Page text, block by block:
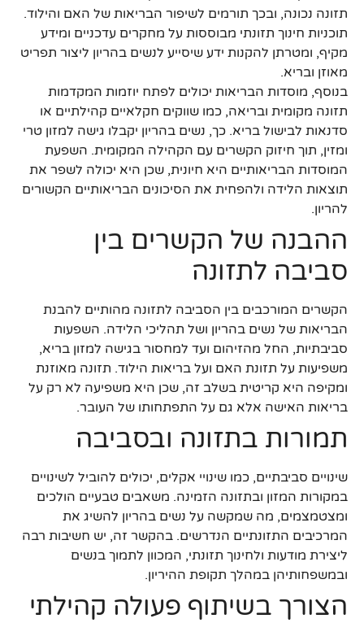
תזונה נכונה, ובכך תורמים לשיפור הבריאות של האם והילוד.
תוכניות חינוך תזונתי מבוססות על מחקרים עדכניים ומידע
מקיף, ומטרתן להקנות ידע שיסייע לנשים בהריון ליצור תפריט
מאוזן ובריא.
בנוסף, מוסדות הבריאות יכולים לפתח יוזמות המקדמות
תזונה מקומית ובריאה, כמו שווקים חקלאיים קהילתיים או
סדנאות לבישול בריא. כך, נשים בהריון יקבלו גישה למזון טרי
ומזין, תוך חיזוק הקשרים עם הקהילה המקומית. השפעת
המוסדות הבריאותיים היא חיונית, שכן היא יכולה לשפר את
תוצאות הלידה ולהפחית את הסיכונים הבריאותיים הקשורים
להריון.
ההבנה של הקשרים בין
סביבה לתזונה
הקשרים המורכבים בין הסביבה לתזונה מהותיים להבנת
הבריאות של נשים בהריון ושל תהליכי הלידה. השפעות
סביבתיות, החל מהזיהום ועד למחסור בגישה למזון בריא,
משפיעות על תזונת האם ועל בריאות הילוד. תזונה מאוזנת
ומקיפה היא קריטית בשלב זה, שכן היא משפיעה לא רק על
בריאות האישה אלא גם על התפתחותו של העובר.
תמורות בתזונה ובסביבה
שינויים סביבתיים, כמו שינויי אקלים, יכולים להוביל לשינויים
במקורות המזון ובתזונה הזמינה. משאבים טבעיים הולכים
ומצטמצמים, מה שמקשה על נשים בהריון להשיג את
המרכיבים התזונתיים הנדרשים. בהקשר זה, יש חשיבות רבה
ליצירת מודעות ולחינוך תזונתי, המכוון לתמוך בנשים
ובמשפחותיהן במהלך תקופת ההיריון.
הצורך בשיתוף פעולה קהילתי